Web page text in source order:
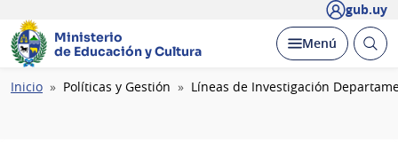
gub.uy
Ministerio
de Educación y Cultura
Desplegar
Menú Abrir
Ruta
Inicio Políticas y Gestión Líneas de Investigación